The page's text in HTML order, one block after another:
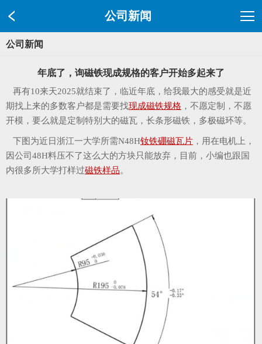
公司新闻
公司新闻
年底了，询磁铁现成规格的客户开始多起来了
再有10来天2025就结束了，临近年底，给我最大的感受就是近
期找上来的多数客户都是需要找现成磁铁规格 ，不愿定制，不愿
开模，要么就是定制特别大的磁瓦，长条形磁铁，多极磁环等。
下图为近日浙江一大学所需N48H钕铁硼磁瓦片 ，用在电机上，
因公司48H料压不了这么大的方块只能放弃，目前，小编也跟国
内很多所大学打样过磁铁样品。